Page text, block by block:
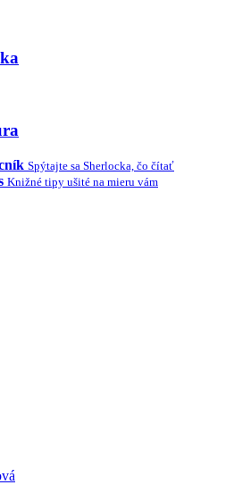
Spýtajte sa Sherlocka, čo čítať
Knižné tipy ušité na mieru vám